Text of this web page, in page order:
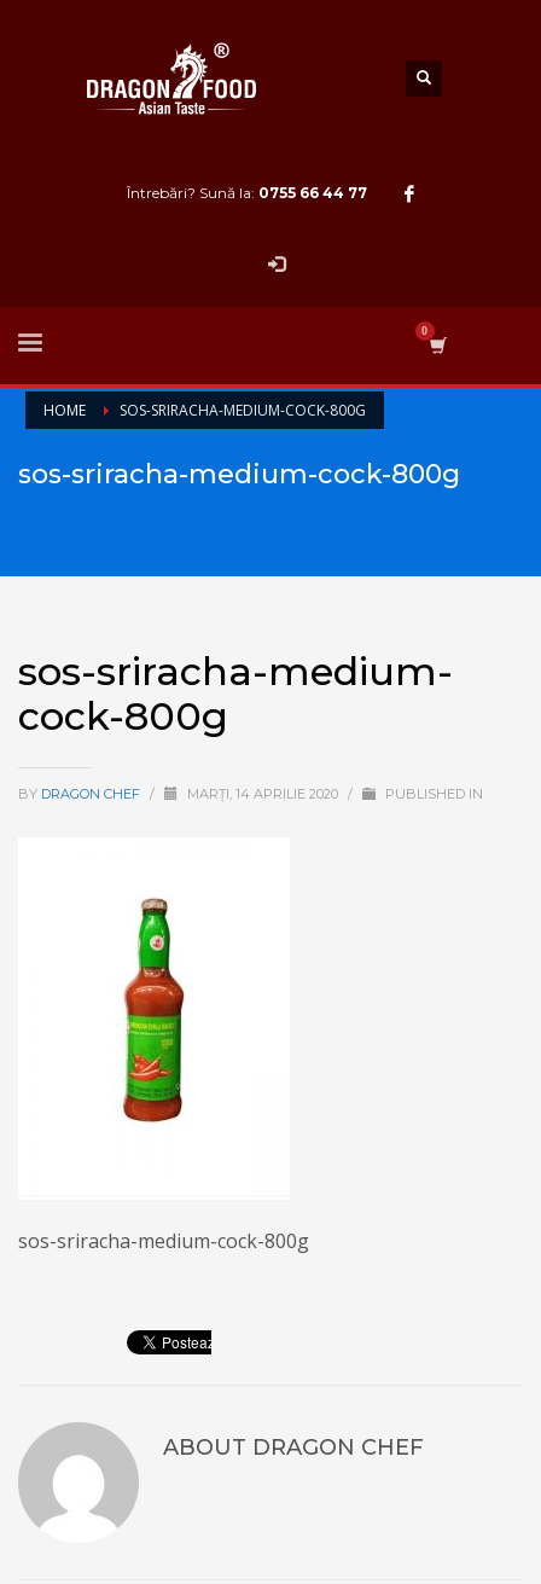
Întrebări? Sună la: 0755 66 44 77
HOME SOS-SRIRACHA-MEDIUM-COCK-800G
sos-sriracha-medium-cock-800g
sos-sriracha-medium-
cock-800g
BY DRAGON CHEF / MARȚI, 14 APRILIE 2020 / PUBLISHED IN
sos-sriracha-medium-cock-800g
ABOUT DRAGON CHEF